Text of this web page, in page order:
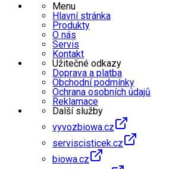
Menu
Hlavní stránka
Produkty
O nás
Servis
Kontakt
Užitečné odkazy
Doprava a platba
Obchodní podmínky
Ochrana osobních údajů
Reklamace
Další služby
vyvozbiowa.cz
serviscisticek.cz
biowa.cz